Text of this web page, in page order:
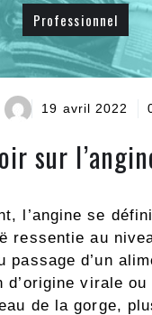
Professionnel
19 avril 2022
sur
l’angine se
ressentie au
passage d’un
d’origine virale ou
de la gorge,